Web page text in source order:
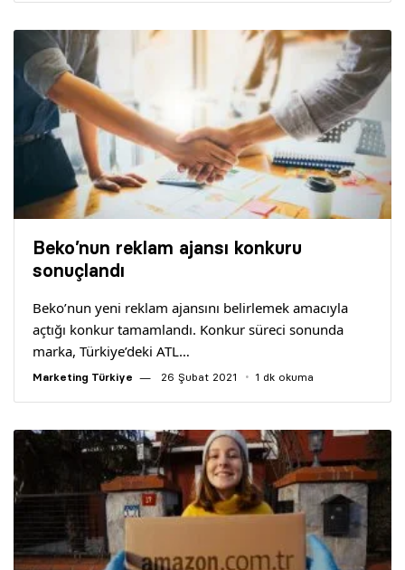
Beko’nun reklam ajansı konkuru
sonuçlandı
Beko’nun yeni reklam ajansını belirlemek amacıyla
açtığı konkur tamamlandı. Konkur süreci sonunda
marka, Türkiye’deki ATL…
Marketing Türkiye 26 Şubat 2021 1 dk okuma